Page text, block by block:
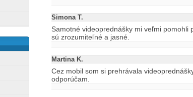
Simona T.
Samotné videoprednášky mi veľmi pomohli
sú zrozumiteľné a jasné.
Martina K.
Cez mobil som si prehrávala
odporúčam.